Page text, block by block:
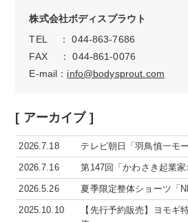
株式会社ボディスプラウト
TEL ： 044-863-7686
FAX ： 044-861-0076
E-mail： info@bodysprout.com
[ アーカイブ ]
2026.7.18 テレビ朝日「羽鳥慎一モ
2026.7.16 第147回「かわさき起業
2026.5.26 夏季限定整体ショーツ「
2025.10.10
【先行予約販売】ヨモギ